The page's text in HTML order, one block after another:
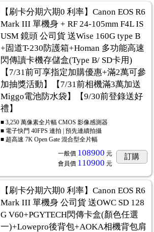
【刷卡分期六期0 利率】Canon EOS R6
Mark III 單機身 + RF 24-105mm F4L IS
USM 鏡頭 公司貨 送Wise 160G type B
+固道T-230防護箱+Homan 多功能高速
閃傳讀卡機存儲盒(Type B/ SD卡用)
【7/31前可享指定加購優惠+滿2萬可參
加抽獎活動】【7/31前相機滿3萬加送
Miggo電池防水袋】【9/30前登錄送好
禮】
■ 3,250 萬像素全片幅 CMOS 影像感測器
■ 電子快門 40FPS 連拍 | 預先連續拍攝
■ 超高速 7K Open Gate 混合型全片幅
一般價 108900 元
會員價 110900 元
訂購
【刷卡分期六期0 利率】Canon EOS R6
Mark III 單機身 公司貨 送OWC SD 128
G V60+PGYTECH閃傳卡盒(顏色任選
一)+Lowepro後背包+AOKA相機背包肩